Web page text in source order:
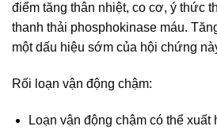
điểm tăng thân nhiệt, co cơ, ý thức
thanh thải phosphokinase máu.
một dấu hiệu sớm của hội chứng
Rối loạn vận động chậm:
Loạn vận động chậm có thể